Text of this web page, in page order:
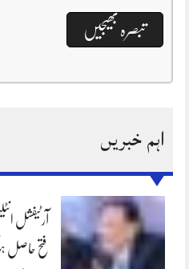
اہم خبریں
آرٹیفشل